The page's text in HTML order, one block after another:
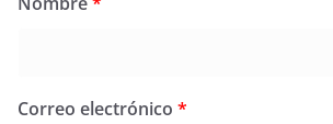
Correo electrónico *